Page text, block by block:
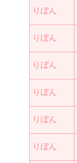
りぼん
りぼん
りぼん
りぼん
りぼん
りぼん